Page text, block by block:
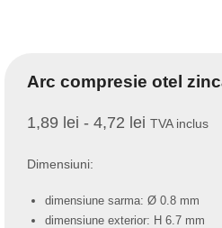
Arc compresie otel
1,89 lei - 4,72 lei TVA inclus
Dimensiuni:
dimensiune sarma: Ø 0.8 mm
dimensiune exterior: H 6.7 mm